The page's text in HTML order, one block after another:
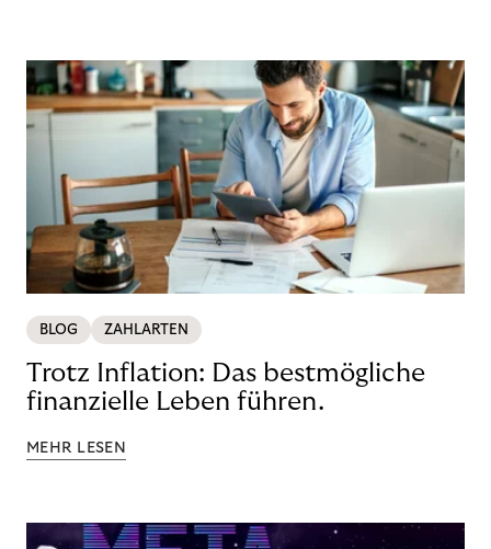
BLOG ZAHLARTEN
Trotz Inflation: Das bestmögliche
finanzielle Leben führen.
MEHR LESEN